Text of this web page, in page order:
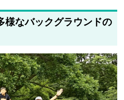
様なバックグラウンドの